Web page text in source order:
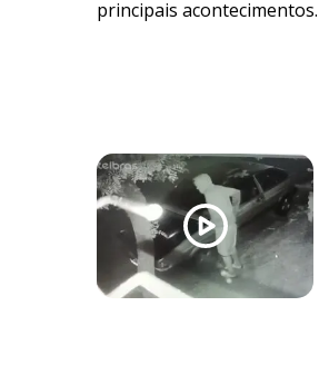
principais acontecimentos.